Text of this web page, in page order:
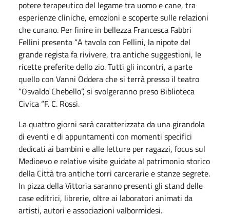
potere terapeutico del legame tra uomo e cane, tra
esperienze cliniche, emozioni e scoperte sulle relazioni
che curano. Per finire in bellezza Francesca Fabbri
Fellini presenta “A tavola con Fellini, la nipote del
grande regista fa rivivere, tra antiche suggestioni, le
ricette preferite dello zio. Tutti gli incontri, a parte
quello con Vanni Oddera che si terrà presso il teatro
“Osvaldo Chebello”, si svolgeranno preso Biblioteca
Civica “F. C. Rossi.
La quattro giorni sarà caratterizzata da una girandola
di eventi e di appuntamenti con momenti specifici
dedicati ai bambini e alle letture per ragazzi, focus sul
Medioevo e relative visite guidate al patrimonio storico
della Città tra antiche torri carcerarie e stanze segrete.
In pizza della Vittoria saranno presenti gli stand delle
case editrici, librerie, oltre ai laboratori animati da
artisti, autori e associazioni valbormidesi.